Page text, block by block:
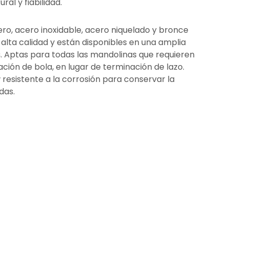
acero inoxidable, acero niquelado y bronce
calidad y están disponibles en una amplia
Aptas para todas las mandolinas que requieren
de bola, en lugar de terminación de lazo.
resistente a la corrosión para conservar la